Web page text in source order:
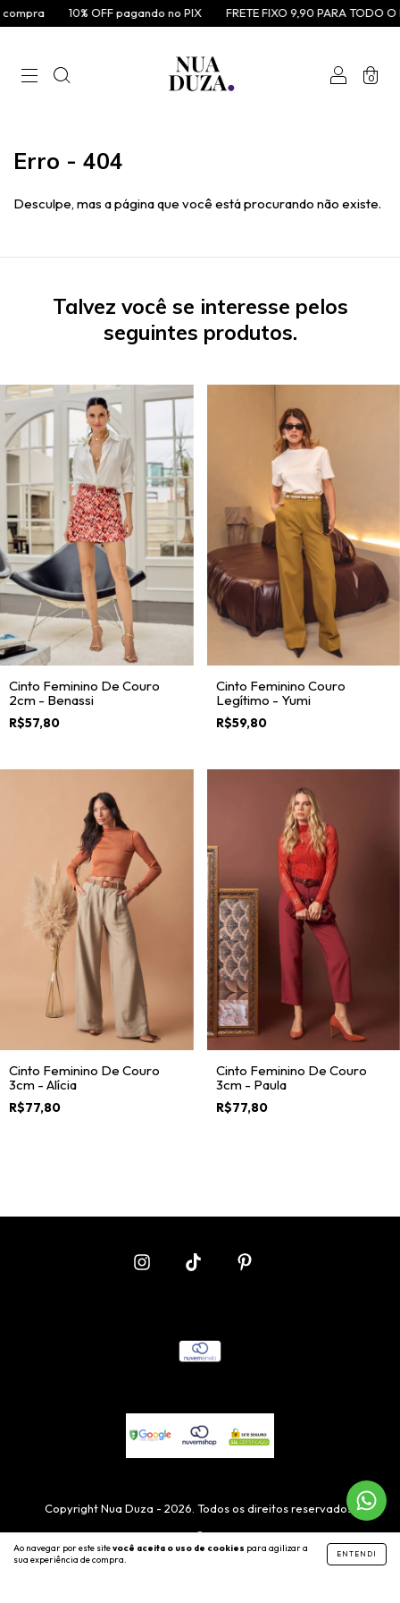
10% OFF pagando no PIX FRETE FIXO 9,90 PARA TODO O
0
Ao navegar por este sitevocê aceita o uso de cookies para agilizar a
sua experiência de compra.
ENTENDI
Erro - 404
Desculpe, mas a página que você está procurando não existe.
Talvez você se interesse pelos
seguintes produtos.
Cinto Feminino De Couro
2cm - Benassi
R$57,80
Cinto Feminino Couro
Legítimo - Yumi
R$59,80
Cinto Feminino De Couro
3cm - Alícia
R$77,80
Cinto Feminino De Couro
3cm - Paula
R$77,80
Copyright Nua Duza - 2026. Todos os direitos reservados.